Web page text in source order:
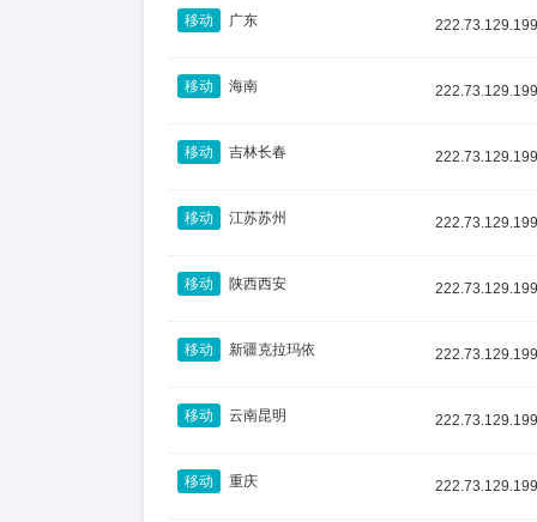
移动 广东 222.73.129.199
移动 海南 222.73.129.199
移动 吉林长春 222.73.129.199
移动 江苏苏州 222.73.129.199
移动 陕西西安 222.73.129.199
移动 新疆克拉玛依 222.73.129.199
移动 云南昆明 222.73.129.199
移动 重庆 222.73.129.199